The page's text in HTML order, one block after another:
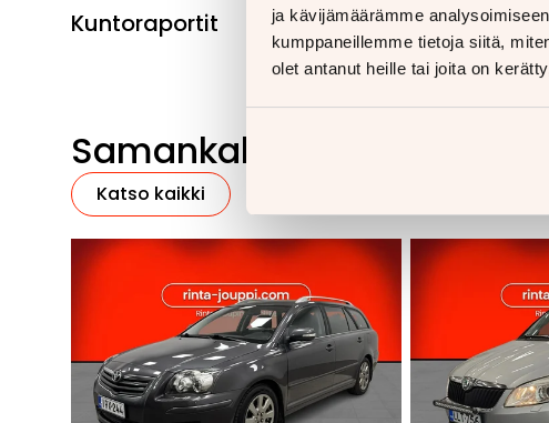
ja kävijämäärämme
kumppaneillemme tietoja siitä,
olet antanut heille tai joita on
Kuntoraportit
Samankaltaisia ajoneuvoja
Katso kaikki